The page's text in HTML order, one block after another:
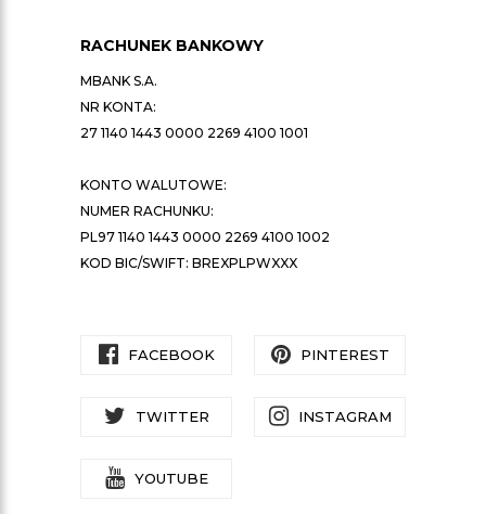
RACHUNEK BANKOWY
MBANK S.A.
NR KONTA:
27 1140 1443 0000 2269 4100 1001
KONTO WALUTOWE:
NUMER RACHUNKU:
PL97 1140 1443 0000 2269 4100 1002
KOD BIC/SWIFT: BREXPLPWXXX
FACEBOOK PINTEREST
TWITTER INSTAGRAM
YOUTUBE